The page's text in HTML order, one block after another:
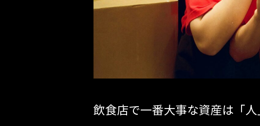
飲食店で一番大事な資産は「